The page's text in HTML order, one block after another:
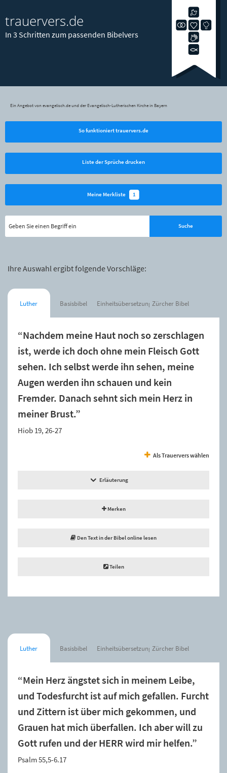
trauervers.de
In 3 Schritten zum passenden Bibelvers
Ein Angebot von evangelisch.de und der Evangelisch-Lutherischen Kirche in Bayern
So funktioniert trauervers.de
Liste der Sprüche drucken
Meine Merkliste 1
Ihre Auswahl ergibt folgende Vorschläge:
Luther Basisbibel Einheitsübersetzung Zürcher Bibel
“Nachdem meine Haut noch so zerschlagen
ist, werde ich doch ohne mein Fleisch Gott
sehen. Ich selbst werde ihn sehen, meine
Augen werden ihn schauen und kein
Fremder. Danach sehnt sich mein Herz in
meiner Brust.”
Hiob 19, 26-27
Als Trauervers wählen
Erläuterung
Merken
Den Text in der Bibel online lesen
Teilen
Luther Basisbibel Einheitsübersetzung Zürcher Bibel
“Mein Herz ängstet sich in meinem Leibe,
und Todesfurcht ist auf mich gefallen. Furcht
und Zittern ist über mich gekommen, und
Grauen hat mich überfallen. Ich aber will zu
Gott rufen und der HERR wird mir helfen.”
Psalm 55,5-6.17